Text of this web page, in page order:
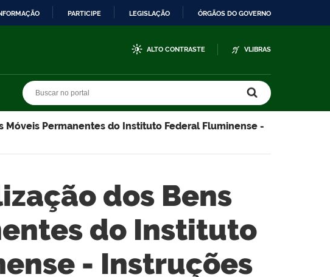
PARTICIPE LEGISLAÇÃO ÓRGÃOS DO GOVERNO
ALTO CONTRASTE VLIBRAS
Móveis Permanentes do Instituto Federal Fluminense -
dos Bens
do Instituto
- Instruções